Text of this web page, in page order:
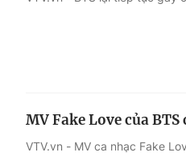
MV Fake Love của
VTV.vn - MV ca nhạc Fake